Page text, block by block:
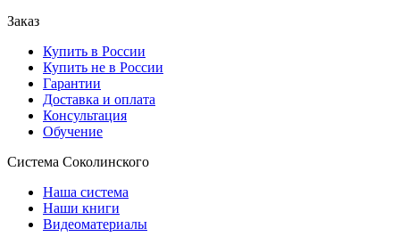
Заказ
Купить в России
Купить не в России
Гарантии
Доставка и оплата
Консультация
Обучение
Система Соколинского
Наша система
Наши книги
Видеоматериалы